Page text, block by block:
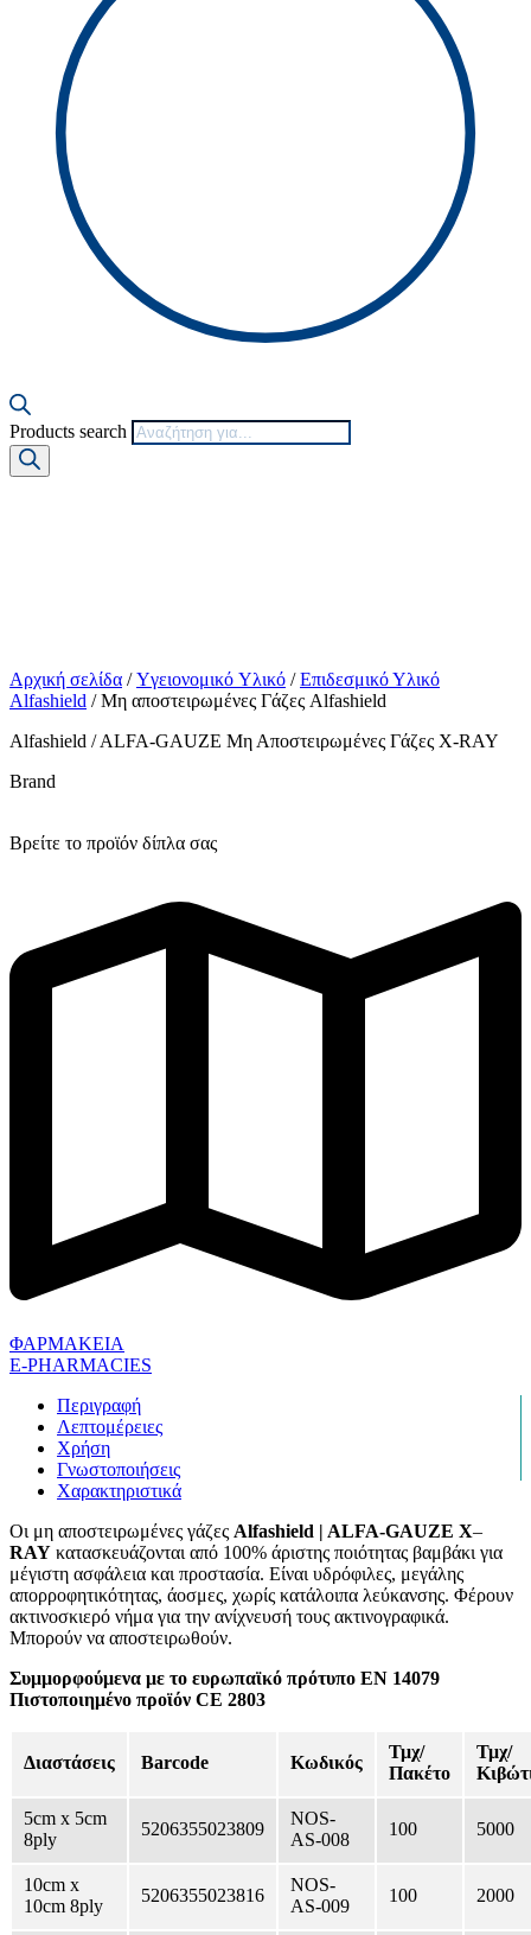
Products search
Αρχική σελίδα /Yγειονομικό Yλικό /Επιδεσμικό Υλικό
Alfashield / Μη αποστειρωμένες Γάζες Alfashield
Alfashield / ALFA-GAUZE Μη Αποστειρωμένες Γάζες X-RAY
Brand
Βρείτε το προϊόν δίπλα σας
ΦΑΡΜΑΚΕΙΑ
E-PHARMACIES
Περιγραφή
Λεπτομέρειες
Χρήση
Γνωστοποιήσεις
Χαρακτηριστικά
Οι μη αποστειρωμένες γάζες Alfashield | ALFA-GAUZE X–
RAY κατασκευάζονται από 100% άριστης ποιότητας βαμβάκι για
μέγιστη ασφάλεια και προστασία. Είναι υδρόφιλες, μεγάλης
απορροφητικότητας, άοσμες, χωρίς κατάλοιπα λεύκανσης. Φέρουν
ακτινοσκιερό νήμα για την ανίχνευσή τους ακτινογραφικά.
Μπορούν να αποστειρωθούν.
Συμμορφούμενα με το ευρωπαϊκό πρότυπο ΕΝ 14079
Πιστοποιημένο προϊόν CE 2803
Διαστάσεις Barcode Κωδικός
Τμχ/
Πακέτο
Τμχ/
5cm x 5cm
8ply
5206355023809
NOS-
AS-008
100 5000
10cm x
10cm 8ply
5206355023816
NOS-
AS-009
100 2000